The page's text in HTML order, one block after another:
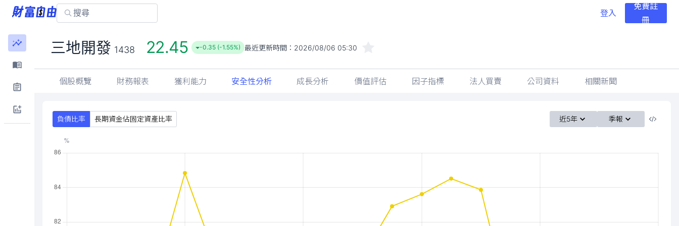
登入
免費註
冊
三地開發 1438 22.45 -0.35 (-1.55%) 最近更新時間： 2026/08/06 05:30
個股概覽 財務報表 獲利能力 安全性分析 成長分析 價值評估 因子指標 法人買賣 公司資料 相關新聞
負債比率 長期資金佔固定資產比率 近5年 季報